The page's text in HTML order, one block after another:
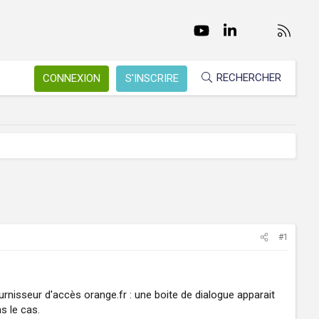
FacebookTwitter youtubeLinkedInNous
CONNEXION S'INSCRIRE RECHERCHER
#1
d'accès orange.fr : une boite de dialogue apparait
le cas.